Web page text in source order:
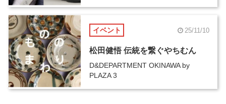
イベント 25/11/10
松田健悟 伝統を繋ぐやちむん
D&DEPARTMENT OKINAWA by
PLAZA 3